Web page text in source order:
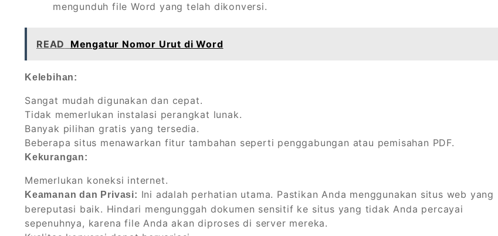
mengunduh file Word yang telah dikonversi.
READ Mengatur Nomor Urut di Word
Kelebihan:
Sangat mudah digunakan dan cepat.
Tidak memerlukan instalasi perangkat lunak.
Banyak pilihan gratis yang tersedia.
Beberapa situs menawarkan fitur tambahan seperti penggabungan atau pemisahan PDF.
Kekurangan:
Memerlukan koneksi internet.
Keamanan dan Privasi: Ini adalah perhatian utama. Pastikan Anda menggunakan situs web yang
bereputasi baik. Hindari mengunggah dokumen sensitif ke situs yang tidak Anda percayai
sepenuhnya, karena file Anda akan diproses di server mereka.